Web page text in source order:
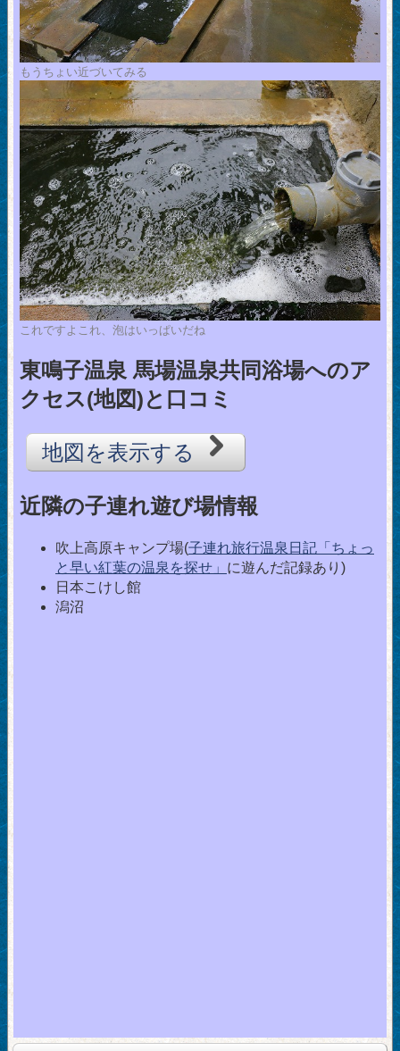
もうちょい近づいてみる
これですよこれ、泡はいっぱいだね
東鳴子温泉 馬場温泉共同浴場へのア
クセス(地図)と口コミ
地図を表示する
近隣の子連れ遊び場情報
吹上高原キャンプ場(子連れ旅行温泉日記「ちょっ
と早い紅葉の温泉を探せ」 に遊んだ記録あり)
日本こけし館
潟沼